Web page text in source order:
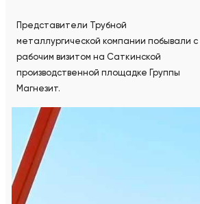
Представители Трубной
металлургической компании побывали с
рабочим визитом на Саткинской
производственной площадке Группы
Магнезит.